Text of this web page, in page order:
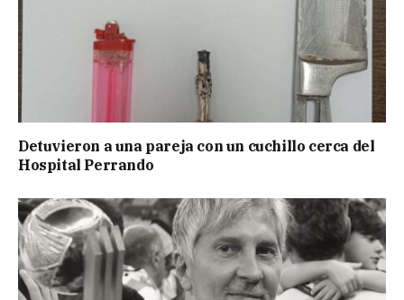
Detuvieron a una pareja con un cuchillo cerca del
Hospital Perrando